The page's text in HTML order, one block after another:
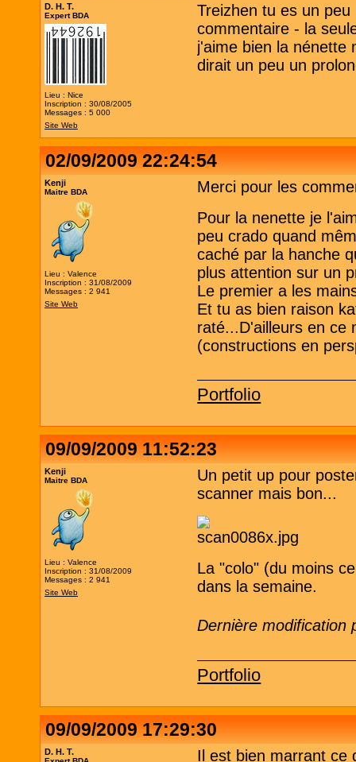
D. H. T.
Expert BDA
Lieu : Nice
Inscription : 30/08/2005
Messages : 5 000
Site Web
Treizhen tu es un
commentaire - la
j'aime bien la nénette
dirait un peu un
02/09/2009 22:24:54
Kenji
Maitre BDA
Lieu : Valence
Inscription : 31/08/2009
Messages : 2 941
Site Web
Merci pour les
Pour la nenette je
peu crado quand
caché par la hanche
plus attention sur un
Le premier a les
Et tu as bien raison
raté...D'ailleurs en ce
(constructions en
Portfolio
09/09/2009 11:52:23
Kenji
Maitre BDA
Lieu : Valence
Inscription : 31/08/2009
Messages : 2 941
Site Web
Un petit up pour
scanner mais bon...
La "colo" (du moins
dans la semaine.
Dernière modification
Portfolio
09/09/2009 17:29:30
D. H. T. Il est bien marrant ce